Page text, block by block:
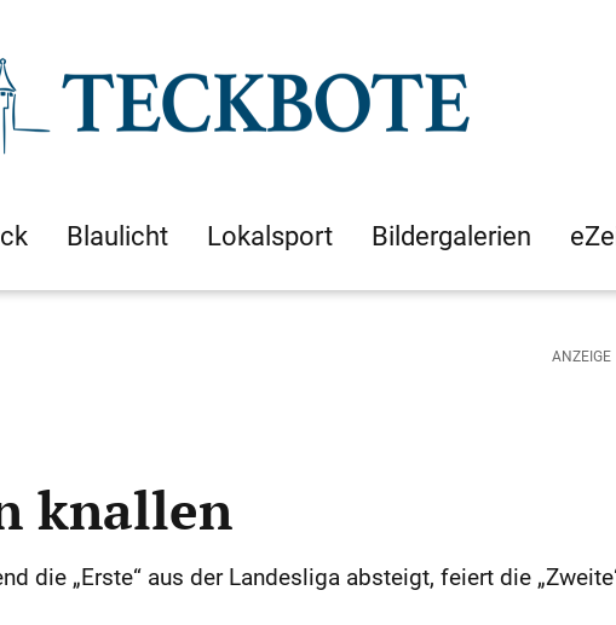
Blaulicht Lokalsport Bildergalerien
knallen
die „Erste“ aus der Landesliga absteigt, feiert die